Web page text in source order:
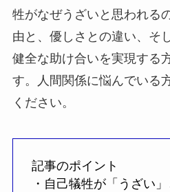
牲がなぜうざいと思われる
由と、優しさとの違い、そ
健全な助け合いを実現する
す。人間関係に悩んでいる
ください。
記事のポイント
・自己犠牲が「うざい